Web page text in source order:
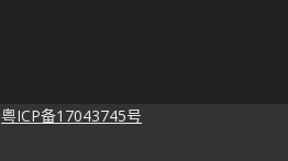
粤ICP备17043745号